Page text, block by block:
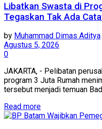
Libatkan Swasta di
Tegaskan Tak Ada
by Muhammad Dimas Aditya
Agustus 5, 2026
0
JAKARTA, - Pelibatan
program 3 Juta Rumah
tersebut menjadi temuan
Read more